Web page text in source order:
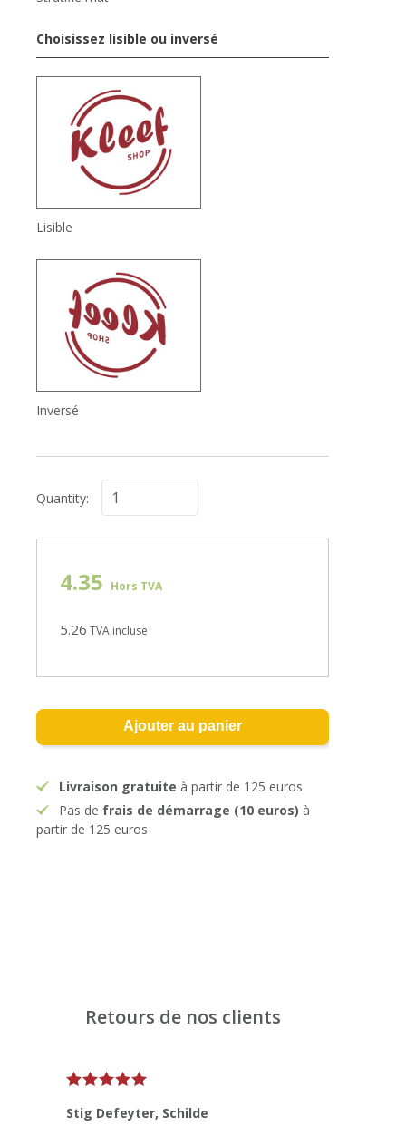
Choisissez lisible ou inversé
Lisible
Inversé
Quantity:
4.35 Hors TVA
5.26 TVA incluse
Ajouter au panier
Livraison gratuite à partir de 125 euros
Pas de frais de démarrage (10 euros) à
partir de 125 euros
Retours de nos clients
Stig Defeyter, Schilde